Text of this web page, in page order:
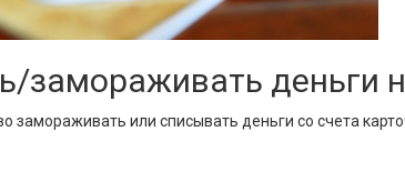
деньги
или списывать деньги со счета